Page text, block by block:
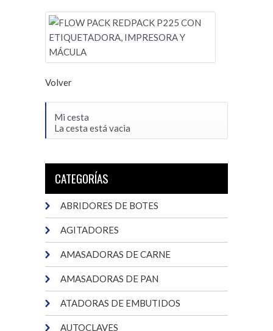
Volver
Mi cesta
La cesta está vacia
CATEGORÍAS
ABRIDORES DE BOTES
AGITADORES
AMASADORAS DE CARNE
AMASADORAS DE PAN
ATADORAS DE EMBUTIDOS
AUTOCLAVES